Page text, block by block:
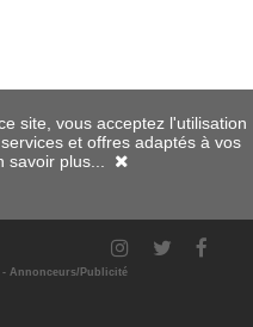
Annonceurs/Publicité
site, vous acceptez l'utilisation
et offres adaptés à vos
savoir plus...